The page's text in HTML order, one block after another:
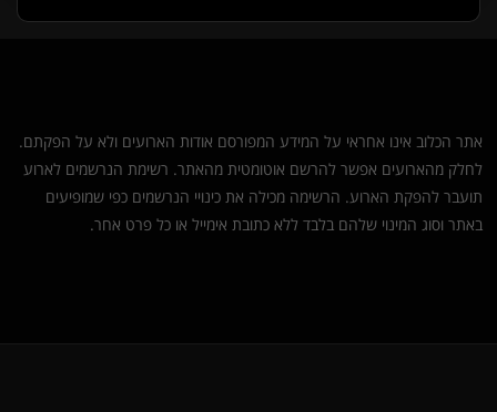
אתר הכלוב אינו אחראי על המידע המפורסם אודות הארועים ולא על הפקתם.
לחלק מהארועים אפשר להרשם אוטומטית מהאתר. רשימת הנרשמים לארוע
תועבר להפקת הארוע. הרשימה מכילה את כינויי הנרשמים כפי שמופיעים
באתר וסוג המינוי שלהם בלבד ללא כתובת אימייל או כל פרט אחר.